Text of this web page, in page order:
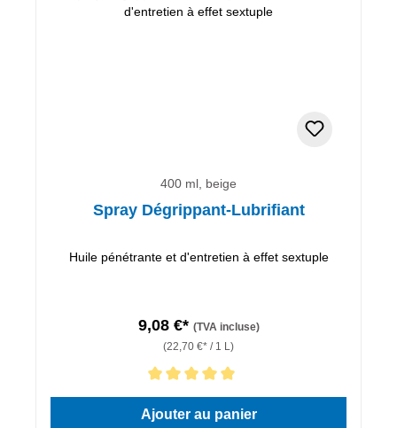
400 ml, beige
Spray Dégrippant-Lubrifiant
Huile pénétrante et d'entretien à effet sextuple
9,08 €* (TVA incluse)
(22,70 €* / 1 L)
Note moyenne de 5 sur 5 étoiles
Ajouter au panier